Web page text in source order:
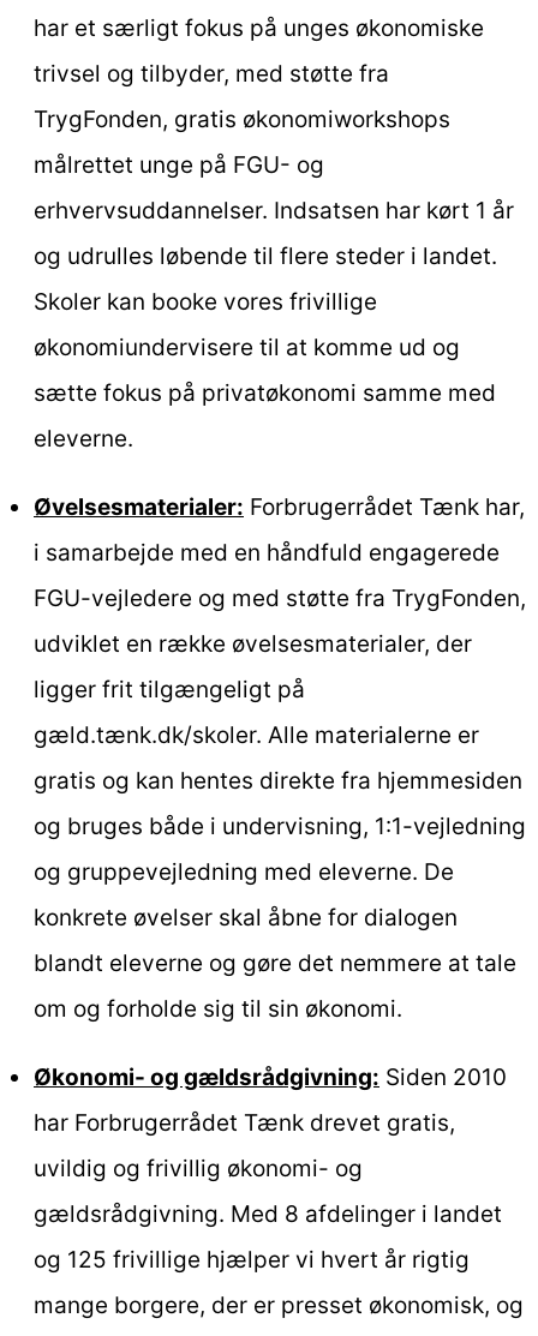
har et særligt fokus på unges økonomiske
trivsel og tilbyder, med støtte fra
TrygFonden, gratis økonomiworkshops
målrettet unge på FGU- og
erhvervsuddannelser. Indsatsen har kørt 1 år
og udrulles løbende til flere steder i landet.
Skoler kan booke vores frivillige
økonomiundervisere til at komme ud og
sætte fokus på privatøkonomi samme med
eleverne.
Øvelsesmaterialer: Forbrugerrådet Tænk har,
i samarbejde med en håndfuld engagerede
FGU-vejledere og med støtte fra TrygFonden,
udviklet en række øvelsesmaterialer, der
ligger frit tilgængeligt på
gæld.tænk.dk/skoler. Alle materialerne er
gratis og kan hentes direkte fra hjemmesiden
og bruges både i undervisning, 1:1-vejledning
og gruppevejledning med eleverne. De
konkrete øvelser skal åbne for dialogen
blandt eleverne og gøre det nemmere at tale
om og forholde sig til sin økonomi.
Økonomi- og gældsrådgivning: Siden 2010
har Forbrugerrådet Tænk drevet gratis,
uvildig og frivillig økonomi- og
gældsrådgivning. Med 8 afdelinger i landet
og 125 frivillige hjælper vi hvert år rigtig
mange borgere, der er presset økonomisk, og